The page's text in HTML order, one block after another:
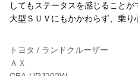
してもステータスを感じることが
大型ＳＵＶにもかかわらず、乗り
トヨタ / ランドクルーザー
ＡＸ